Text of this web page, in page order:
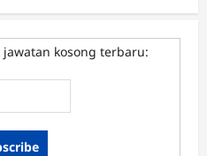
kosong terbaru: